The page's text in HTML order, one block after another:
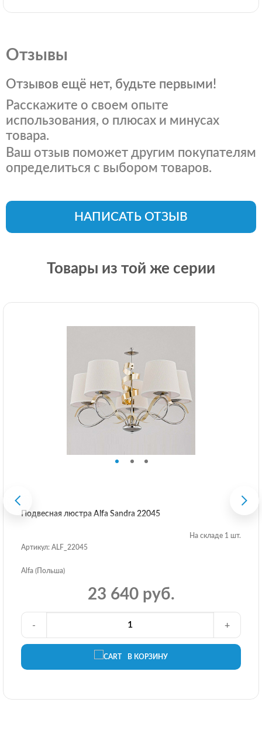
Отзывы
Отзывов ещё нет, будьте первыми!
Расскажите о своем опыте
использования, о плюсах и минусах
товара.
Ваш отзыв поможет другим покупателям
определиться с выбором товаров.
НАПИСАТЬ ОТЗЫВ
Товары из той же серии
Подвесная люстра Alfa Sandra 22045
На складе 1 шт.
Артикул: ALF_22045
Alfa (Польша)
23 640 руб.
В КОРЗИНУ
- +